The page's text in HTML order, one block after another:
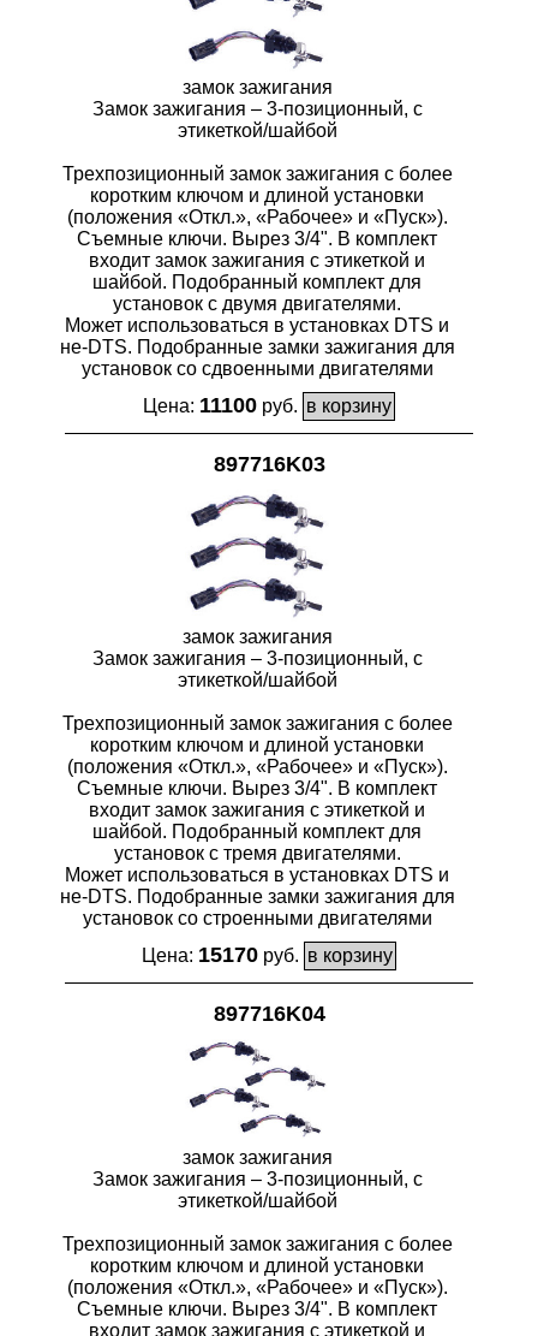
замок зажигания
Замок зажигания – 3-позиционный, с
этикеткой/шайбой
Трехпозиционный замок зажигания с более
коротким ключом и длиной установки
(положения «Откл.», «Рабочее» и «Пуск»).
Съемные ключи. Вырез 3/4". В комплект
входит замок зажигания с этикеткой и
шайбой. Подобранный комплект для
установок с двумя двигателями.
Может использоваться в установках DTS и
не-DTS. Подобранные замки зажигания для
установок со сдвоенными двигателями
Цена: 11100 руб.
897716K03
замок зажигания
Замок зажигания – 3-позиционный, с
этикеткой/шайбой
Трехпозиционный замок зажигания с более
коротким ключом и длиной установки
(положения «Откл.», «Рабочее» и «Пуск»).
Съемные ключи. Вырез 3/4". В комплект
входит замок зажигания с этикеткой и
шайбой. Подобранный комплект для
установок с тремя двигателями.
Может использоваться в установках DTS и
не-DTS. Подобранные замки зажигания для
установок со строенными двигателями
Цена: 15170 руб.
897716K04
замок зажигания
Замок зажигания – 3-позиционный, с
этикеткой/шайбой
Трехпозиционный замок зажигания с более
коротким ключом и длиной установки
(положения «Откл.», «Рабочее» и «Пуск»).
Съемные ключи. Вырез 3/4". В комплект
входит замок зажигания с этикеткой и